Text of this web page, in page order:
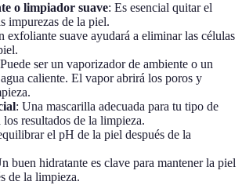
o limpiador suave: Es esencial quitar el
impurezas de la piel.
exfoliante suave ayudará a eliminar las células
ser un vaporizador de ambiente o un
caliente. El vapor abrirá los poros y
: Una mascarilla adecuada para tu tipo de
resultados de la limpieza.
el pH de la piel después de la
buen hidratante es clave para mantener la piel
de la limpieza.